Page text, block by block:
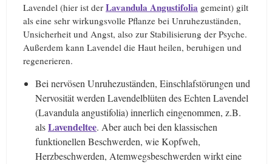
Lavendel (hier ist der Lavandula Angustifolia gemeint) gilt
als eine sehr wirkungsvolle Pflanze bei Unruhezuständen,
Unsicherheit und Angst, also zur Stabilisierung der Psyche.
Außerdem kann Lavendel die Haut heilen, beruhigen und
regenerieren.
Bei nervösen Unruhezuständen, Einschlafstörungen und
Nervosität werden Lavendelblüten des Echten Lavendel
(Lavandula angustifolia) innerlich eingenommen, z.B.
alsLavendeltee. Aber auch bei den klassischen
funktionellen Beschwerden, wie Kopfweh,
Herzbeschwerden, Atemwegsbeschwerden wirkt eine